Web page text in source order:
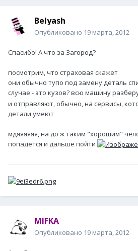
Belyash
Опубликовано 19 марта, 2012
Спасибо! А что за Загород?
посмотрим, что страховая скажет
они обычно тупо под замену деталь
случае - это кузов? всю машину
и отправляют, обычно, на сервисы,
детали умеют
мдяяяяяя, на до ж таким "хорошим"
попадется и дальше пойти
MIFKA
Опубликовано 19 марта, 2012